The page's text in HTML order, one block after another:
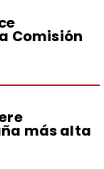
Comisión
más alta